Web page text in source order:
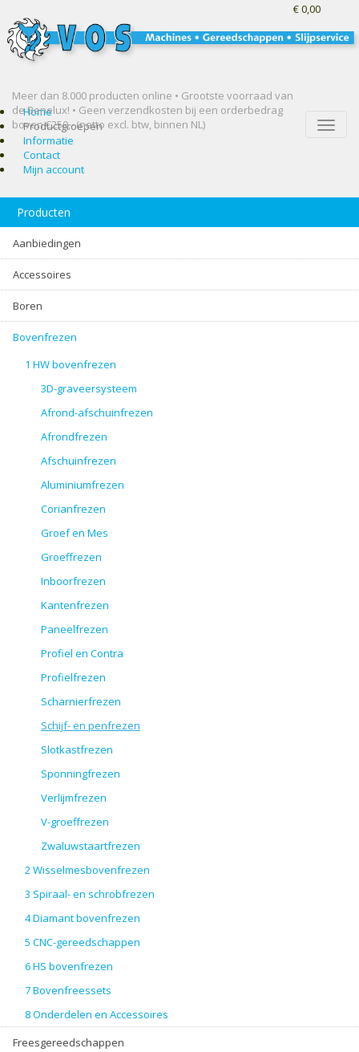
Meer dan 8.000 producten online • Grootste voorraad van
de Benelux! • Geen verzendkosten bij een orderbedrag
boven €250,- (netto excl. btw, binnen NL)
€ 0,00
Toggle
Home
Productgroepen
Informatie
Contact
Mijn account
Producten
Aanbiedingen
Accessoires
Boren
Bovenfrezen
1 HW bovenfrezen
3D-graveersysteem
Afrond-afschuinfrezen
Afrondfrezen
Afschuinfrezen
Aluminiumfrezen
Corianfrezen
Groef en Mes
Groeffrezen
Inboorfrezen
Kantenfrezen
Paneelfrezen
Profiel en Contra
Profielfrezen
Scharnierfrezen
Schijf- en penfrezen
Slotkastfrezen
Sponningfrezen
Verlijmfrezen
V-groeffrezen
Zwaluwstaartfrezen
2 Wisselmesbovenfrezen
3 Spiraal- en schrobfrezen
4 Diamant bovenfrezen
5 CNC-gereedschappen
6 HS bovenfrezen
7 Bovenfreessets
8 Onderdelen en Accessoires
Freesgereedschappen